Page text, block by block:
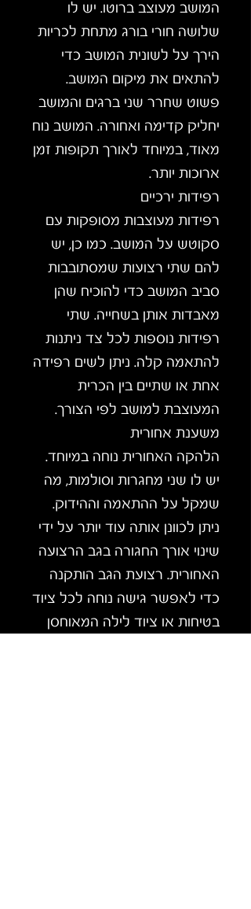
המושב מעוצב ברוטו. יש לו
שלושה חורי בורג מתחת לכריות
הירך על לשונית המושב כדי
להתאים את מיקום המושב.
פשוט שחרר שני ברגים והמושב
יחליק קדימה ואחורה. המושב נוח
מאוד, במיוחד לאורך תקופות זמן
ארוכות יותר.
רפידות ירכיים
רפידות מעוצבות מסופקות עם
סקוטש על המושב. כמו כן, יש
להם שתי רצועות שמסתובבות
סביב המושב כדי להוכיח שהן
מאבדות אותן בשחייה. שתי
רפידות נוספות לכל צד ניתנות
להתאמה קלה. ניתן לשים רפידה
אחת או שתיים בין הכרית
המעוצבת למושב לפי הצורך.
משענת אחורית
הלהקה האחורית נוחה במיוחד.
יש לו שני מחגרות וסולמות, מה
שמקל על ההתאמה וההידוק.
ניתן לכוונן אותה עוד יותר על ידי
שינוי אורך החגורה בגב הרצועה
האחורית. רצועת הגב הותקנה
כדי לאפשר גישה נוחה לכל ציוד
בטיחות או ציוד לילה המאוחסן